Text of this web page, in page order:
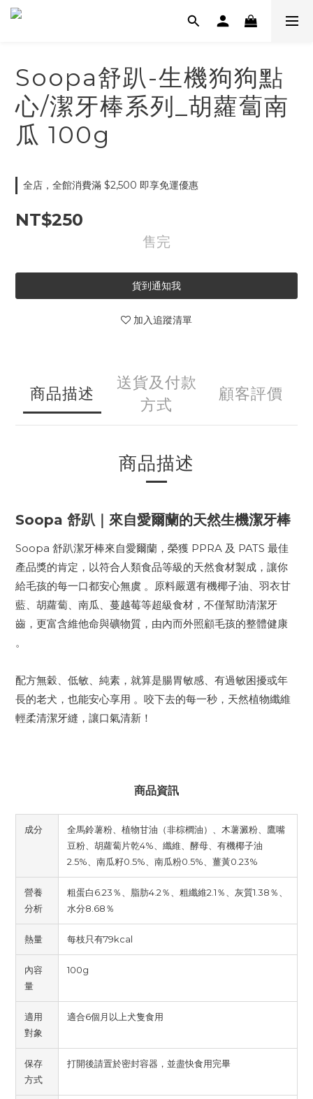
Soopa舒趴-生機狗狗點
心/潔牙棒系列_胡蘿蔔南
瓜 100g
全店，全館消費滿 $2,500 即享免運優惠
NT$250
售完
貨到通知我
加入追蹤清單
商品描述
送貨及付款
方式
顧客評價
商品描述
Soopa 舒趴｜來自愛爾蘭的天然生機潔牙棒
Soopa 舒趴潔牙棒來自愛爾蘭，榮獲 PPRA 及 PATS 最佳
產品獎的肯定，以符合人類食品等級的天然食材製成，讓你
給毛孩的每一口都安心無虞 。原料嚴選有機椰子油、羽衣甘
藍、胡蘿蔔、南瓜、蔓越莓等超級食材，不僅幫助清潔牙
齒，更富含維他命與礦物質，由內而外照顧毛孩的整體健康
。
配方無穀、低敏、純素，就算是腸胃敏感、有過敏困擾或年
長的老犬，也能安心享用 。咬下去的每一秒，天然植物纖維
輕柔清潔牙縫，讓口氣清新！
商品資訊
成分
全馬鈴薯粉、植物甘油（非棕櫚油）、木薯澱粉、鷹嘴
豆粉、胡蘿蔔片乾4%、纖維、酵母、有機椰子油
2.5%、南瓜籽0.5%、南瓜粉0.5%、薑黃0.23%
營養
分析
粗蛋白6.23％、脂肪4.2％、粗纖維2.1％、灰質1.38％、
水分8.68％
熱量 每枝只有79kcal
內容
量
100g
適用
對象
適合6個月以上犬隻食用
保存
方式
打開後請置於密封容器，並盡快食用完畢